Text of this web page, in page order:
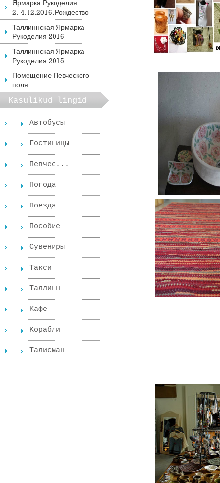
Ярмарка Рукоделия
2.-4.12.2016. Рождество
Таллиннская Ярмарка
Рукоделия 2016
Таллиннская Ярмарка
Рукоделия 2015
Помещениe Певческого
поля
Kasulikud lingid
Автобусы
Гостиницы
Певчес...
Погода
Поезда
Пособиe
Сувениры
Такси
Таллинн
Kафе
Kорабли
Tалисман